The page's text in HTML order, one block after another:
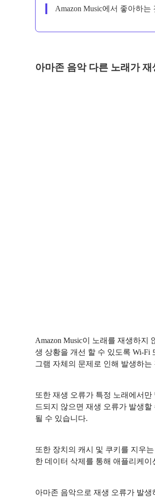
Amazon Music에서 좋아하
아마존 음악 다른 노래가
Amazon Music이 노래를 재생하지
생 상황을 개선 할 수 있도록 Wi-Fi
그램 자체의 문제로 인해 발생하
또한 재생 오류가 특정 노래에서
드되지 않으면 재생 오류가 발생
될 수 있습니다.
또한 장치의 캐시 및 쿠키를 지우
한 데이터 삭제를 통해 애플리케
아마존 음악으로 재생 오류가 발